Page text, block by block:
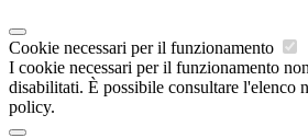
Cookie necessari per il funzionamento
I cookie necessari per il funzionamento
disabilitati. È possibile consultare l'elenco
policy.